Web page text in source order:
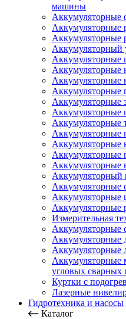
машины
Аккумуляторные
Аккумуляторные
Аккумуляторные
Аккумуляторный
Аккумуляторные
Аккумуляторные
Аккумуляторные
Аккумуляторные
Аккумуляторные
Аккумуляторные
Аккумуляторные
Аккумуляторные
Аккумуляторные
Аккумуляторные
Аккумуляторный
Аккумуляторные
Аккумуляторные
Измерительная
Аккумуляторные
Аккумуляторные
Аккумуляторные
угловых сварных
Куртки с
Лазерные
Гидротехника и насосы
Каталог